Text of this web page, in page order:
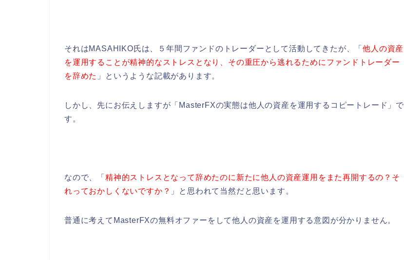
それはMASAHIKO氏は、５年間ファンドのトレーダーとして活動してきたが、「他人の資産
を運用することが精神的なストレスとなり、その重圧から逃れるためにファンドトレーダー
を辞めた 」というような記載があります。
しかし、先にお伝えしますが「MasterFXの実態は他人の資産を運用するコピートレード」で
す。
なので、「 精神的ストレスとなって辞めたのに新たに他人の資産運用をまた再開するの？そ
れっておかしくないですか？ 」と思われて当然だと思います。
普通に考えてMasterFXの無料オファーをして他人の資産を運用する意図が分かりません。